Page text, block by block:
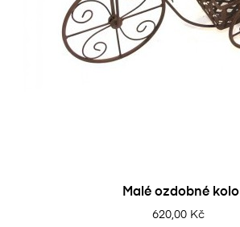
Malé ozdobné kolo
620,00 Kč